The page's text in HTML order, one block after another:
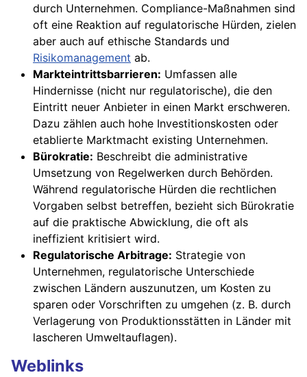
durch Unternehmen. Compliance-Maßnahmen sind
oft eine Reaktion auf regulatorische Hürden, zielen
aber auch auf ethische Standards und
Risikomanagement ab.
Markteintrittsbarrieren: Umfassen alle
Hindernisse (nicht nur regulatorische), die den
Eintritt neuer Anbieter in einen Markt erschweren.
Dazu zählen auch hohe Investitionskosten oder
etablierte Marktmacht existing Unternehmen.
Bürokratie: Beschreibt die administrative
Umsetzung von Regelwerken durch Behörden.
Während regulatorische Hürden die rechtlichen
Vorgaben selbst betreffen, bezieht sich Bürokratie
auf die praktische Abwicklung, die oft als
ineffizient kritisiert wird.
Regulatorische Arbitrage: Strategie von
Unternehmen, regulatorische Unterschiede
zwischen Ländern auszunutzen, um Kosten zu
sparen oder Vorschriften zu umgehen (z. B. durch
Verlagerung von Produktionsstätten in Länder mit
lascheren Umweltauflagen).
Weblinks